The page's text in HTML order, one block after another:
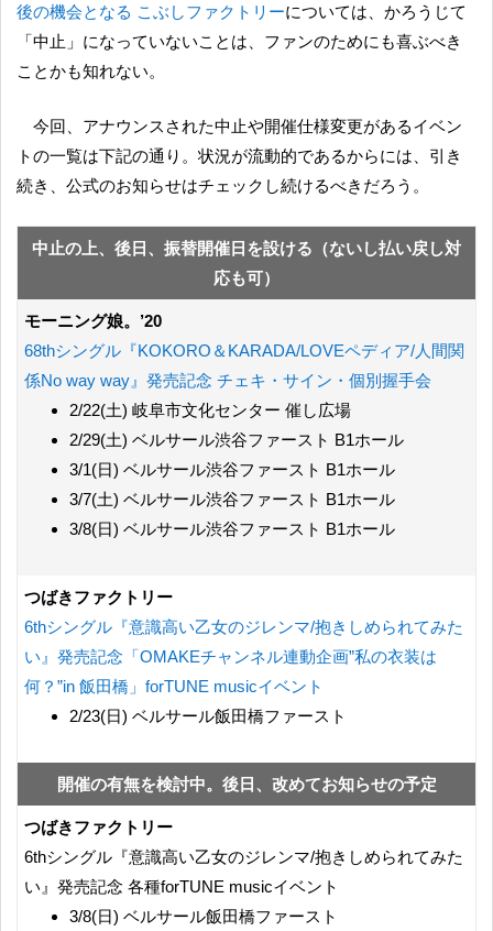
後の機会となる こぶしファクトリーについては、かろうじて
「中止」になっていないことは、ファンのためにも喜ぶべき
ことかも知れない。
今回、アナウンスされた中止や開催仕様変更があるイベン
トの一覧は下記の通り。状況が流動的であるからには、引き
続き、公式のお知らせはチェックし続けるべきだろう。
中止の上、後日、振替開催日を設ける（ないし払い戻し対
応も可）
モーニング娘。’20
68thシングル『KOKORO＆KARADA/LOVEペディア/人間関
係No way way』発売記念 チェキ・サイン・個別握手会
2/22(土) 岐阜市文化センター 催し広場
2/29(土) ベルサール渋谷ファースト B1ホール
3/1(日) ベルサール渋谷ファースト B1ホール
3/7(土) ベルサール渋谷ファースト B1ホール
3/8(日) ベルサール渋谷ファースト B1ホール
つばきファクトリー
6thシングル『意識高い乙女のジレンマ/抱きしめられてみた
い』発売記念「OMAKEチャンネル連動企画”私の衣装は
何？”in 飯田橋」forTUNE musicイベント
2/23(日) ベルサール飯田橋ファースト
開催の有無を検討中。後日、改めてお知らせの予定
つばきファクトリー
6thシングル『意識高い乙女のジレンマ/抱きしめられてみた
い』発売記念 各種forTUNE musicイベント
3/8(日) ベルサール飯田橋ファースト